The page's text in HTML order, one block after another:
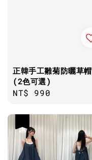
正韓手工雛菊防曬草帽
(2色可選)
Regular
NT$ 990